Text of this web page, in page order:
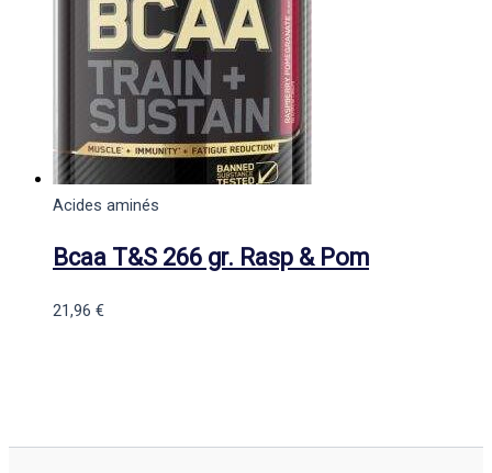
Acides aminés
Bcaa T&S 266 gr. Rasp & Pom
21,96 €